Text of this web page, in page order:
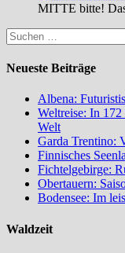
MITTE bitte!
Suchen
nach:
Neueste Beiträge
Albena:
Weltreise: In
Welt
Garda Trentino:
Finnisches
Fichtelgebirge:
Obertauern:
Bodensee: Im
Waldzeit